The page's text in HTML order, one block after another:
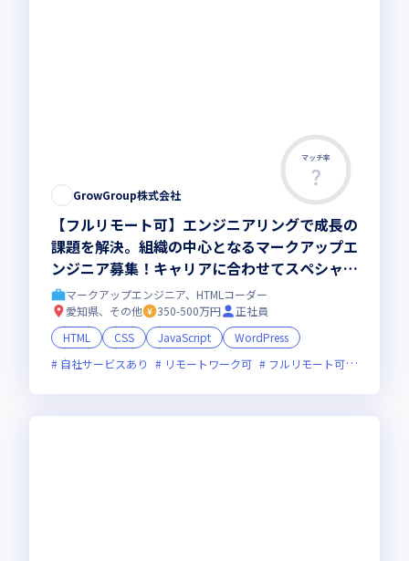
マッチ率
GrowGroup株式会社
【フルリモート可】エンジニアリングで成長の
課題を解決。組織の中心となるマークアップエ
ンジニア募集！キャリアに合わせてスペシャリ
ストにもマネージャーにもなれるポジション
マークアップエンジニア、HTMLコーダー
愛知県、その他
350-500万円
正社員
HTML
CSS JavaScript
WordPress
自社サービスあり
リモートワーク可 フルリモート可